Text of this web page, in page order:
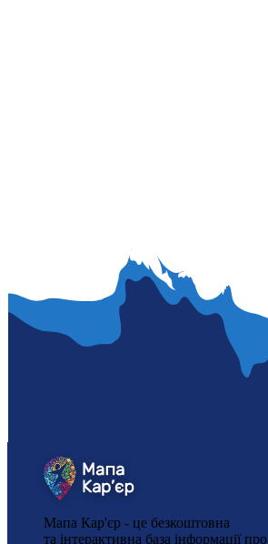
Мапа Кар'єр - це безкоштовна
та інтерактивна база інформації про